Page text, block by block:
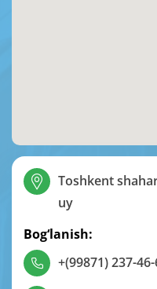
Toshkent
uy
Bog‘lanish:
+(99871) 237-